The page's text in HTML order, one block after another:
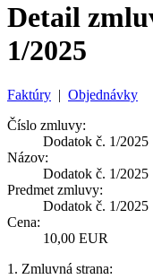
Detail
1/2025
Faktúry | Objednávky
Číslo zmluvy:
Dodatok č. 1/2025
Názov:
Dodatok č. 1/2025
Predmet zmluvy:
Dodatok č. 1/2025
Cena:
10,00 EUR
1. Zmluvná strana: